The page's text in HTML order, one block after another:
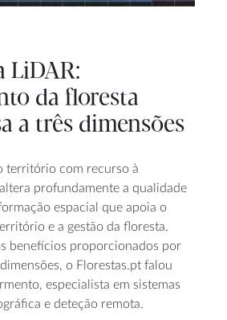
LiDAR:
da floresta
a três dimensões
território com recurso à
profundamente a qualidade
espacial que apoia o
e a gestão da floresta.
benefícios proporcionados por
o Florestas.pt falou
especialista em sistemas
e deteção remota.